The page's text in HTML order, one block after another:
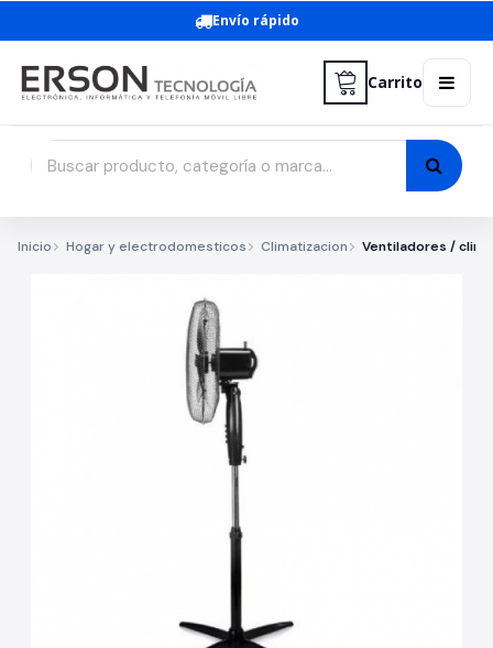
Envío rápido
Carrito
Inicio Hogar y electrodomesticos Climatizacion Ventiladores /